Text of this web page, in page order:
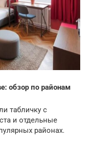
обзор по районам
табличку с
и отдельные
районах.